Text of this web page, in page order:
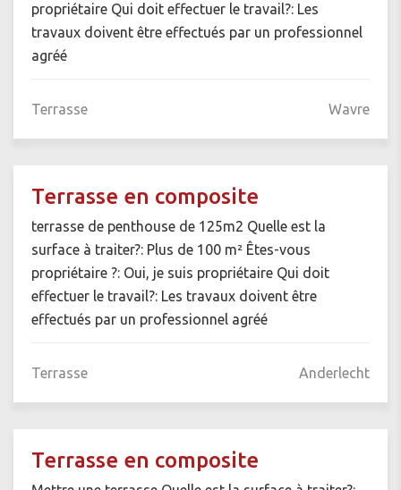
propriétaire Qui doit effectuer le travail?: Les
travaux doivent être effectués par un professionnel
agréé
Terrasse Wavre
Terrasse en composite
terrasse de penthouse de 125m2 Quelle est la
surface à traiter?: Plus de 100 m² Êtes-vous
propriétaire ?: Oui, je suis propriétaire Qui doit
effectuer le travail?: Les travaux doivent être
effectués par un professionnel agréé
Terrasse Anderlecht
Terrasse en composite